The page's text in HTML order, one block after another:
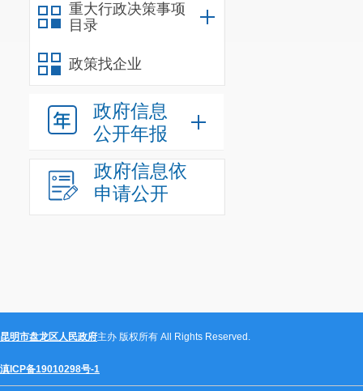
重大行政决策事项
目录
政策找企业
政府信息
公开年报
政府信息依
申请公开
昆明市盘龙区人民政府主办 版权所有 All Rights Reserved.
滇ICP备19010298号-1